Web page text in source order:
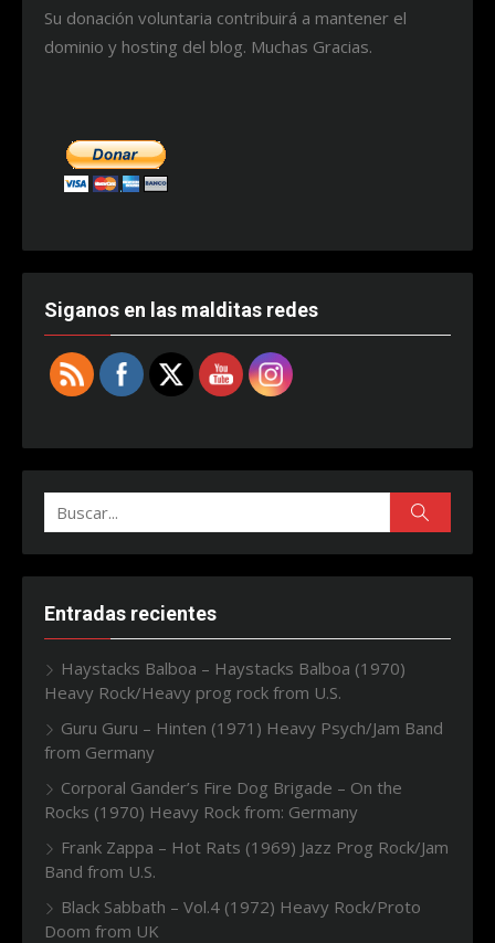
Su donación voluntaria contribuirá a mantener el
dominio y hosting del blog. Muchas Gracias.
Siganos en las malditas redes
Buscar:
Entradas recientes
Haystacks Balboa – Haystacks Balboa (1970)
Heavy Rock/Heavy prog rock from U.S.
Guru Guru – Hinten (1971) Heavy Psych/Jam Band
from Germany
Corporal Gander’s Fire Dog Brigade – On the
Rocks (1970) Heavy Rock from: Germany
Frank Zappa – Hot Rats (1969) Jazz Prog Rock/Jam
Band from U.S.
Black Sabbath – Vol.4 (1972) Heavy Rock/Proto
Doom from UK